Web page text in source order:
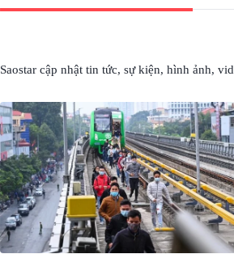
Saostar cập nhật tin tức, sự kiện, hình ảnh,